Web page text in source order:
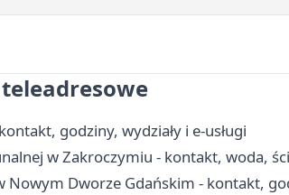
godziny, wydziały i e-usługi
w Zakroczymiu - kontakt, woda,
Nowym Dworze Gdańskim - kontakt,